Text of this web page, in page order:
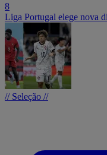
8
Liga Portugal elege nova
// Seleção //